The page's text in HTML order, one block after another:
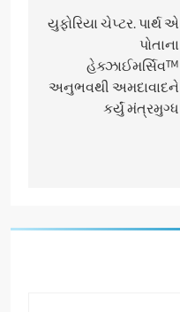
navigation
યુફોરિયા ચેપ્ટર. પાર્થ એ
પોતાના
હેક્ઝાઈમર્સિવ™
અનુભવથી અમદાવાદને
કર્યું મંત્રમુગ્ધ